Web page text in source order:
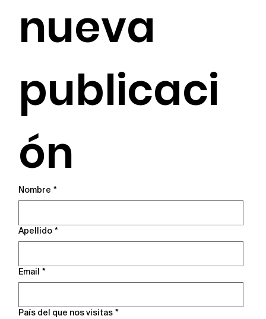
nueva
publicaci
ón
Nombre *
Apellido *
Email *
País del que nos visitas *